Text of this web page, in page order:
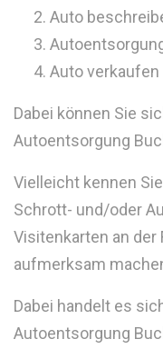
Auto
Auto verkaufen
Dabei können Sie
Autoentsorgung
Vielleicht kennen
Schrott- und/oder
Visitenkarten an
aufmerksam
Dabei handelt es
Autoentsorgung